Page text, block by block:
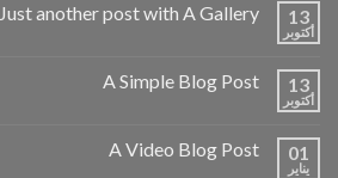
13
أكتوبر
Just another post with A Gallery
13
أكتوبر
A Simple Blog Post
01
يناير
A Video Blog Post